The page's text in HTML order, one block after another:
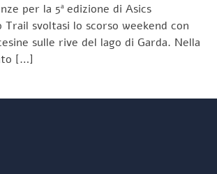
per la 5ª edizione di Asics
Trail svoltasi lo scorso weekend con
sulle rive del lago di Garda. Nella
[…]